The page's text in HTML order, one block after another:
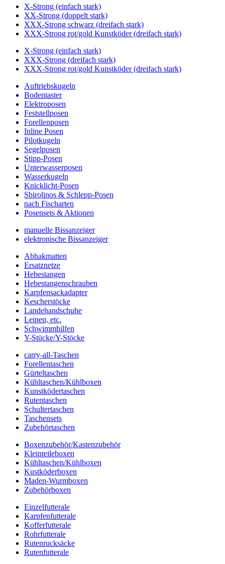
X-Strong (einfach stark)
XX-Strong (doppelt stark)
XXX-Strong schwarz (dreifach stark)
XXX-Strong rot/gold Kunstköder (dreifach stark)
X-Strong (einfach stark)
XXX-Strong (dreifach stark)
XXX-Strong rot/gold Kunstköder (dreifach stark)
Auftriebskugeln
Bodentaster
Elektroposen
Feststellposen
Forellenposen
Inline Posen
Pilotkugeln
Segelposen
Stipp-Posen
Unterwasserposen
Wasserkugeln
Knicklicht-Posen
Sbirolinos & Schlepp-Posen
nach Fischarten
Posensets & Aktionen
manuelle Bissanzeiger
elektronische Bissanzeiger
Abhakmatten
Ersatznetze
Hebestangen
Hebestangenschrauben
Karpfensackadapter
Kescherstöcke
Landehandschuhe
Leinen, etc.
Schwimmhilfen
Y-Stücke/Y-Stöcke
carry-all-Taschen
Forellentaschen
Gürteltaschen
Kühltaschen/Kühlboxen
Kunstködertaschen
Rutentaschen
Schultertaschen
Taschensets
Zubehörtaschen
Boxenzubehör/Kastenzubehör
Kleinteileboxen
Kühltaschen/Kühlboxen
Kustköderboxen
Maden-Wurmboxen
Zubehörboxen
Einzelfutterale
Karpfenfutterale
Kofferfutterale
Rohrfutterale
Rutenrucksäcke
Rutenfutterale